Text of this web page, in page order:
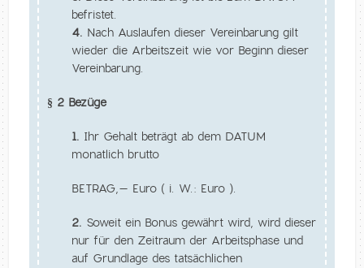
befristet.
4. Nach Auslaufen dieser Vereinbarung gilt
wieder die Arbeitszeit wie vor Beginn dieser
Vereinbarung.
§ 2 Bezüge
1. Ihr Gehalt beträgt ab dem DATUM
monatlich brutto
BETRAG,– Euro ( i. W.: Euro ).
2. Soweit ein Bonus gewährt wird, wird dieser
nur für den Zeitraum der Arbeitsphase und
auf Grundlage des tatsächlichen